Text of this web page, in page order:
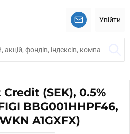
Увійти
(SEK), 0.5%
BBG001HHPF46,
A1GXFX)